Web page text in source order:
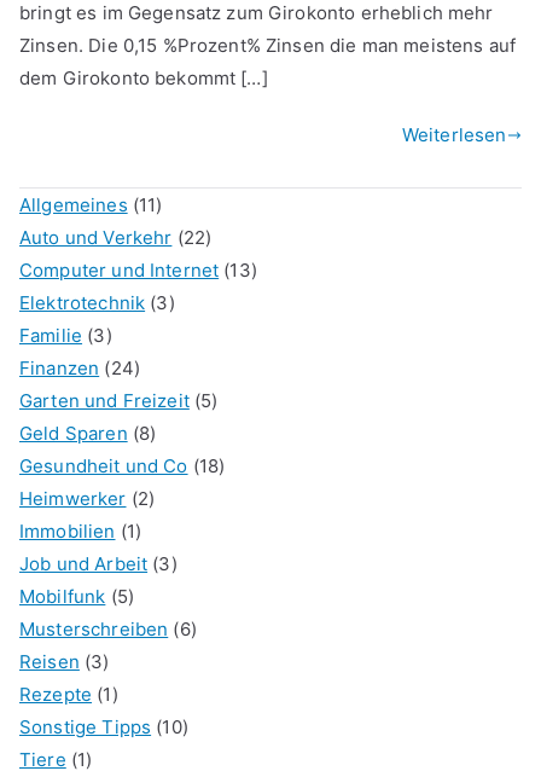
bringt es im Gegensatz zum Girokonto erheblich mehr
Zinsen. Die 0,15 %Prozent% Zinsen die man meistens auf
dem Girokonto bekommt […]
Weiterlesen
Allgemeines (11)
Auto und Verkehr (22)
Computer und Internet (13)
Elektrotechnik (3)
Familie (3)
Finanzen (24)
Garten und Freizeit(5)
Geld Sparen (8)
Gesundheit und Co (18)
Heimwerker (2)
Immobilien (1)
Job und Arbeit (3)
Mobilfunk (5)
Musterschreiben (6)
Reisen (3)
Rezepte (1)
Sonstige Tipps (10)
Tiere (1)